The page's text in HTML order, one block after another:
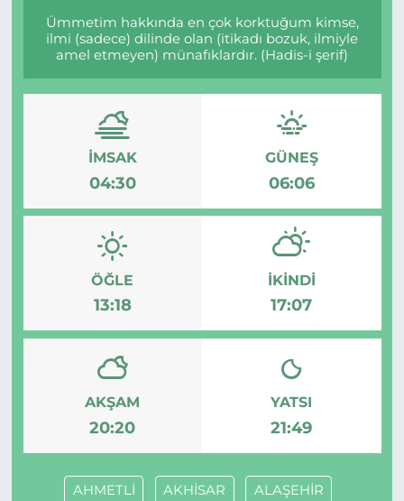
Ümmetim hakkında en çok korktuğum kimse,
ilmi (sadece) dilinde olan (itikadı bozuk, ilmiyle
amel etmeyen) münafıklardır. (Hadis-i şerif)
İMSAK
04:30
GÜNEŞ
06:06
ÖĞLE
13:18
İKINDI
17:07
AKŞAM
20:20
YATSI
21:49
AHMETLİ AKHİSAR ALAŞEHİR